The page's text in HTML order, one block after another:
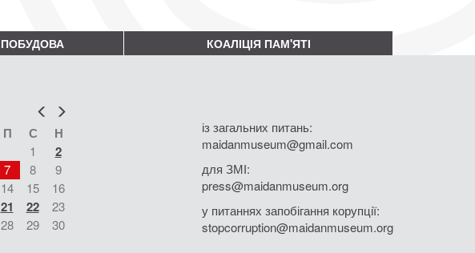
ПОБУДОВА КОАЛІЦІЯ ПАМ'ЯТІ
Попер
П С Н
1 2
7 8
9
14 15
16
21 22
23
28 29
30
із загальних питань:
maidanmuseum@gmail.com
для ЗМІ:
press@maidanmuseum.org
у питаннях запобігання корупції:
stopcorruption@maidanmuseum.org